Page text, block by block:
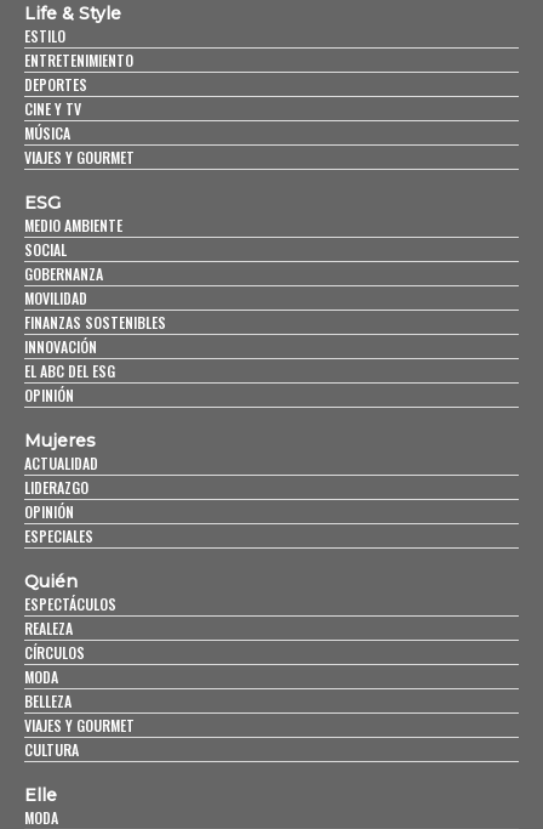
Life & Style
ESTILO
ENTRETENIMIENTO
DEPORTES
CINE Y TV
MÚSICA
VIAJES Y GOURMET
ESG
MEDIO AMBIENTE
SOCIAL
GOBERNANZA
MOVILIDAD
FINANZAS SOSTENIBLES
INNOVACIÓN
EL ABC DEL ESG
OPINIÓN
Mujeres
ACTUALIDAD
LIDERAZGO
OPINIÓN
ESPECIALES
Quién
ESPECTÁCULOS
REALEZA
CÍRCULOS
MODA
BELLEZA
VIAJES Y GOURMET
CULTURA
Elle
MODA